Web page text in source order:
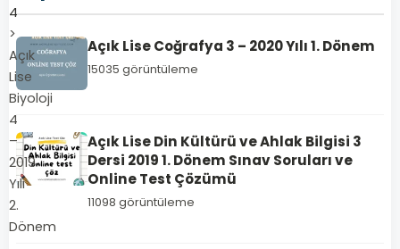
4
>
Açık
Lise
Biyoloji
4
–
2019
Yılı
2.
Dönem
Açık Lise Coğrafya 3 – 2020 Yılı 1. Dönem
15035 görüntüleme
Açık Lise Din Kültürü ve Ahlak Bilgisi 3
Dersi 2019 1. Dönem Sınav Soruları ve
Online Test Çözümü
11098 görüntüleme